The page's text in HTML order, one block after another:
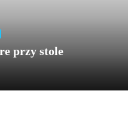
przy stole